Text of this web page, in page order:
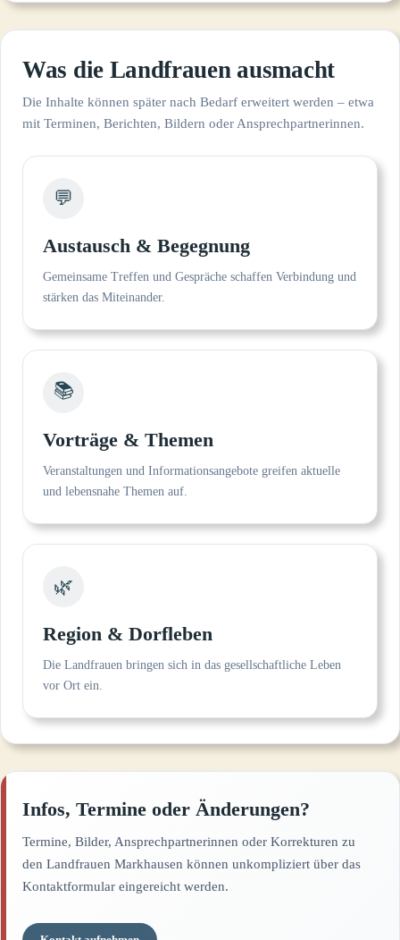
Was die Landfrauen ausmacht
Die Inhalte können später nach Bedarf erweitert werden – etwa
mit Terminen, Berichten, Bildern oder Ansprechpartnerinnen.
💬
Austausch & Begegnung
Gemeinsame Treffen und Gespräche schaffen Verbindung und
stärken das Miteinander.
📚
Vorträge & Themen
Veranstaltungen und Informationsangebote greifen aktuelle
und lebensnahe Themen auf.
🌿
Region & Dorfleben
Die Landfrauen bringen sich in das gesellschaftliche Leben
vor Ort ein.
Infos, Termine oder Änderungen?
Termine, Bilder, Ansprechpartnerinnen oder Korrekturen zu
den Landfrauen Markhausen können unkompliziert über das
Kontaktformular eingereicht werden.